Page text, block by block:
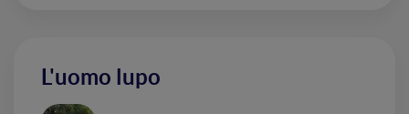
L'uomo lupo